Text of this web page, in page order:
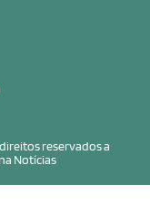
reservados a
Notícias